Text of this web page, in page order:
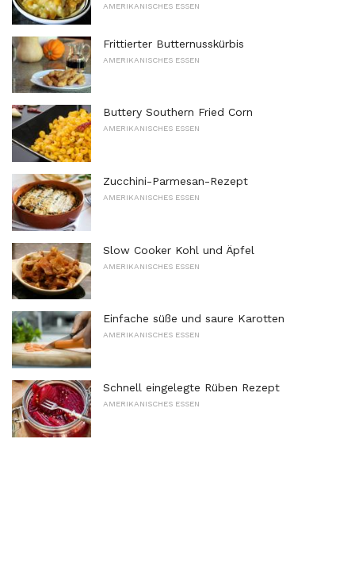
AMERIKANISCHES ESSEN
Frittierter Butternusskürbis
AMERIKANISCHES ESSEN
Buttery Southern Fried Corn
AMERIKANISCHES ESSEN
Zucchini-Parmesan-Rezept
AMERIKANISCHES ESSEN
Slow Cooker Kohl und Äpfel
AMERIKANISCHES ESSEN
Einfache süße und saure Karotten
AMERIKANISCHES ESSEN
Schnell eingelegte Rüben Rezept
AMERIKANISCHES ESSEN